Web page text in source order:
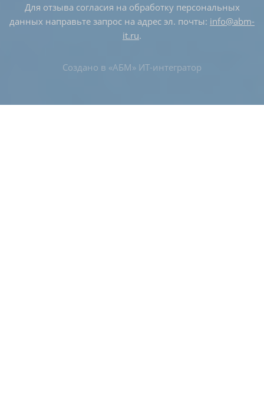
Для отзыва согласия на обработку персональных
данных направьте запрос на адрес эл. почты: info@abm-
it.ru.
Создано в «АБМ» ИТ-интегратор